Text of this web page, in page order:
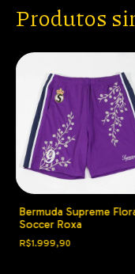
Produtos
Bermuda Supreme
Soccer Roxa
R$1.999,90